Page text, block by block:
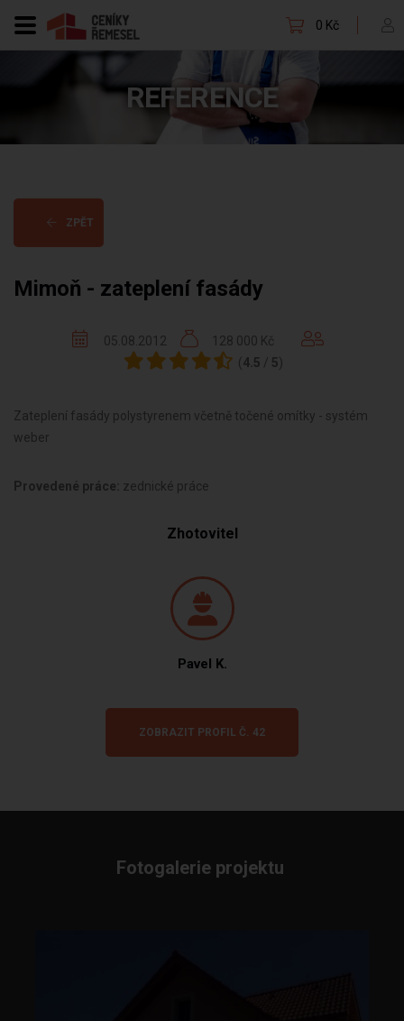
0 Kč
REFERENCE
ZPĚT
Mimoň - zateplení fasády
05.08.2012
128 000 Kč
( 4.5 / 5)
Zateplení fasády polystyrenem včetně točené omítky - systém
weber
Provedené práce: zednické práce
Zhotovitel
Pavel K.
ZOBRAZIT PROFIL Č. 42
Fotogalerie projektu